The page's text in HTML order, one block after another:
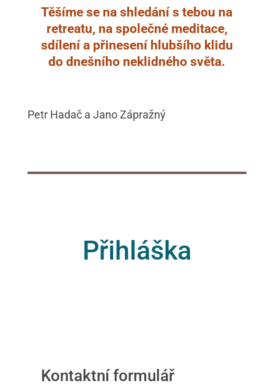
Těšíme se na shledání s tebou na
retreatu, na společné meditace,
sdílení a přinesení hlubšího klidu
do dnešního neklidného světa.
Petr Hadač a Jano Zápražný
Přihláška
Kontaktní formulář